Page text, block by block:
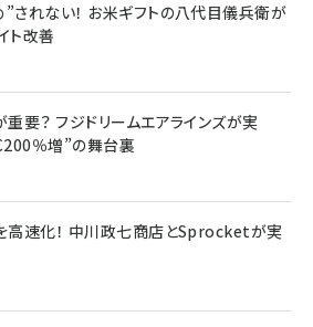
されない！ お米ギフトの八代目儀兵衛が
ト改善
要？ フジドリームエアラインズが実
％増”の舞台裏
高速化！ 中川政七商店とSprocketが実